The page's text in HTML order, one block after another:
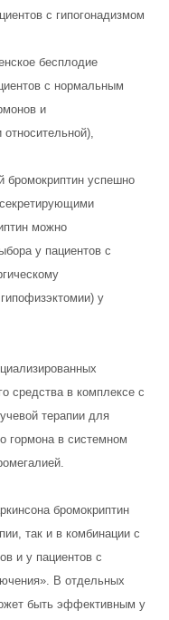
с гипогонадизмом
бесплодие
с нормальным
и
бромокриптин успешно
можно
у пациентов с
у
средства в комплексе с
терапии для
гормона в системном
бромокриптин
так и в комбинации с
и у пациентов с
В отдельных
быть эффективным у